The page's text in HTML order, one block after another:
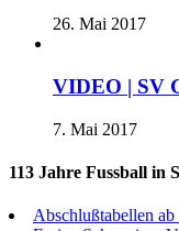
26. Mai 2017
VIDEO | SV
7. Mai 2017
113 Jahre Fussball in
Abschlußtabellen ab